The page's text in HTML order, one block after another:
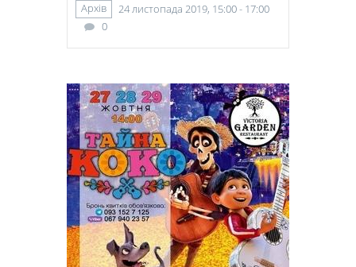
Архів
24 листопада 2019, 15:00 - 17:00
0